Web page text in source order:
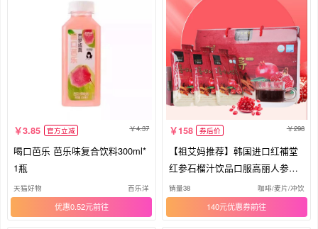
3.85 官方立减 4.37
喝口芭乐 芭乐味复合饮料300ml*
1瓶
天猫好物 百乐洋
优惠0.52元
158 券后价 298
【祖艾妈推荐】韩国进口红補堂
红参石榴汁饮品口服高丽人参浓
缩液
销量38 咖啡/麦片/冲饮
140元优惠券